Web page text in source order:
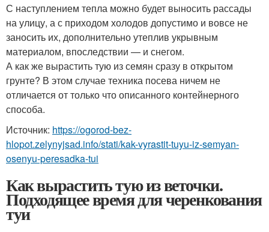
С наступлением тепла можно будет выносить рассады
на улицу, а с приходом холодов допустимо и вовсе не
заносить их, дополнительно утеплив укрывным
материалом, впоследствии — и снегом.
А как же вырастить тую из семян сразу в открытом
грунте? В этом случае техника посева ничем не
отличается от только что описанного контейнерного
способа.
Источник: https://ogorod-bez-
hlopot.zelynyjsad.info/stati/kak-vyrastit-tuyu-iz-semyan-
osenyu-peresadka-tui
Как вырастить тую из веточки.
Подходящее время для черенкования
туи